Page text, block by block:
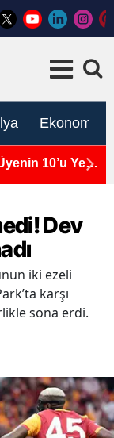
Ekonomi
10’u Yeni
Dev
iki ezeli
karşı
sona erdi.